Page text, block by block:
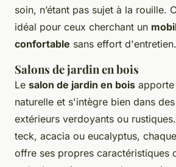
soin, n’étant pas sujet à la rouille.
idéal pour ceux cherchant un
confortable sans effort d'entretien.
Salons de jardin en bois
Le salon de jardin en bois
naturelle et s'intègre bien dans
extérieurs verdoyants ou
teck, acacia ou eucalyptus,
offre ses propres caractéristiques